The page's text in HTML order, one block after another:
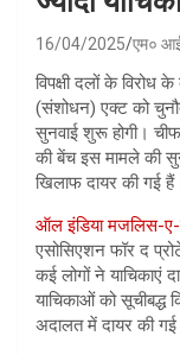
16/04/2025 एम०
विपक्षी दलों के
(संशोधन) एक्ट को
सुनवाई शुरू होगी।
की बेंच इस मामले की
खिलाफ दायर की गई
ऑल इंडिया मजलिस-ए-
एसोसिएशन फॉर द
कई लोगों ने याचिकाएं
याचिकाओं को सूचीबद्ध
अदालत में दायर की गई